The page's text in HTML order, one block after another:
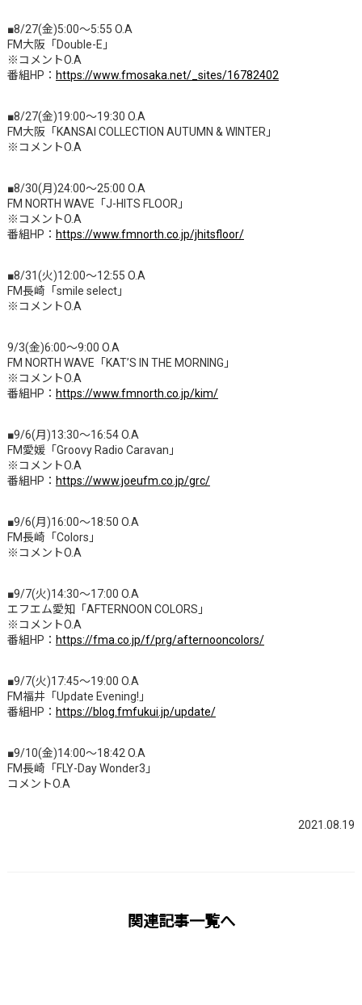
■8/27(金)5:00～5:55 O.A
FM大阪「Double-E」
※コメントO.A
番組HP： https://www.fmosaka.net/_sites/16782402
■8/27(金)19:00～19:30 O.A
FM大阪「KANSAI COLLECTION AUTUMN & WINTER」
※コメントO.A
■8/30(月)24:00～25:00 O.A
FM NORTH WAVE「J-HITS FLOOR」
※コメントO.A
番組HP： https://www.fmnorth.co.jp/jhitsfloor/
■8/31(火)12:00～12:55 O.A
FM長崎「smile select」
※コメントO.A
9/3(金)6:00～9:00 O.A
FM NORTH WAVE「KAT’S IN THE MORNING」
※コメントO.A
番組HP： https://www.fmnorth.co.jp/kim/
■9/6(月)13:30～16:54 O.A
FM愛媛「Groovy Radio Caravan」
※コメントO.A
番組HP： https://www.joeufm.co.jp/grc/
■9/6(月)16:00～18:50 O.A
FM長崎「Colors」
※コメントO.A
■9/7(火)14:30～17:00 O.A
エフエム愛知「AFTERNOON COLORS」
※コメントO.A
番組HP： https://fma.co.jp/f/prg/afternooncolors/
■9/7(火)17:45～19:00 O.A
FM福井「Update Evening!」
番組HP： https://blog.fmfukui.jp/update/
■9/10(金)14:00～18:42 O.A
FM長崎「FLY-Day Wonder3」
コメントO.A
2021.08.19
関連記事一覧へ